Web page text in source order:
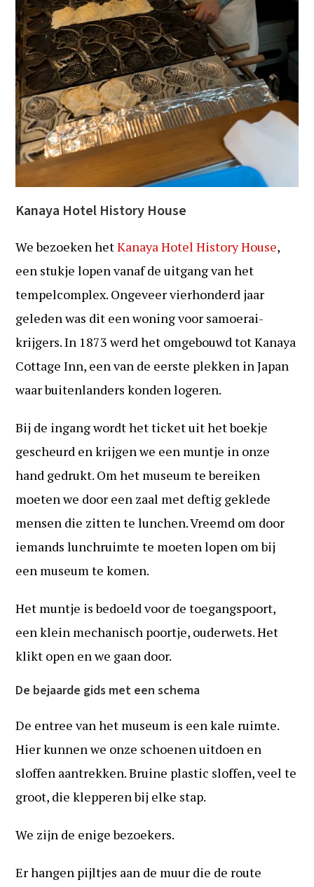
Kanaya Hotel History House
We bezoeken hetKanaya Hotel History House,
een stukje lopen vanaf de uitgang van het
tempelcomplex. Ongeveer vierhonderd jaar
geleden was dit een woning voor samoerai-
krijgers. In 1873 werd het omgebouwd tot Kanaya
Cottage Inn, een van de eerste plekken in Japan
waar buitenlanders konden logeren.
Bij de ingang wordt het ticket uit het boekje
gescheurd en krijgen we een muntje in onze
hand gedrukt. Om het museum te bereiken
moeten we door een zaal met deftig geklede
mensen die zitten te lunchen. Vreemd om door
iemands lunchruimte te moeten lopen om bij
een museum te komen.
Het muntje is bedoeld voor de toegangspoort,
een klein mechanisch poortje, ouderwets. Het
klikt open en we gaan door.
De bejaarde gids met een schema
De entree van het museum is een kale ruimte.
Hier kunnen we onze schoenen uitdoen en
sloffen aantrekken. Bruine plastic sloffen, veel te
groot, die klepperen bij elke stap.
We zijn de enige bezoekers.
Er hangen pijltjes aan de muur die de route